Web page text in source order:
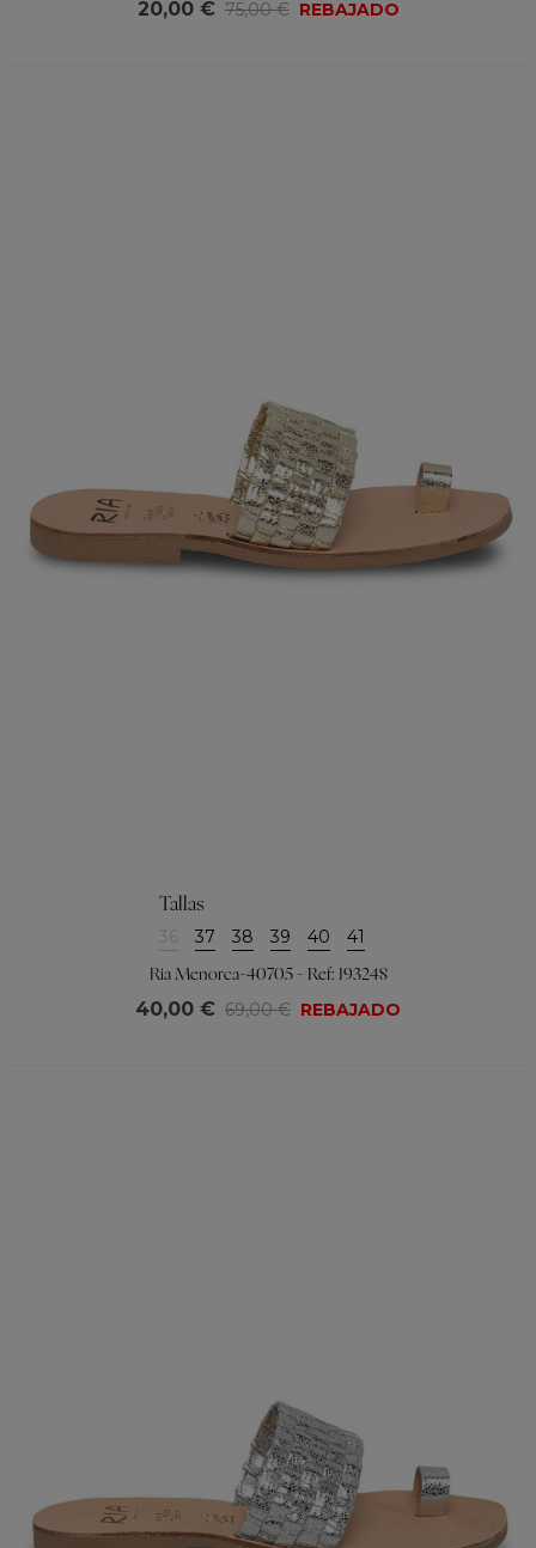
20,00 € 75,00 € REBAJADO
Tallas
36 37 38 39 40 41
Ria Menorca-40705 - Ref: 193248
40,00 € 69,00 € REBAJADO